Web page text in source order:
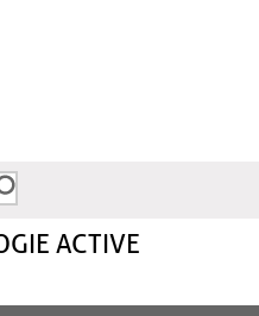
ACTIVE